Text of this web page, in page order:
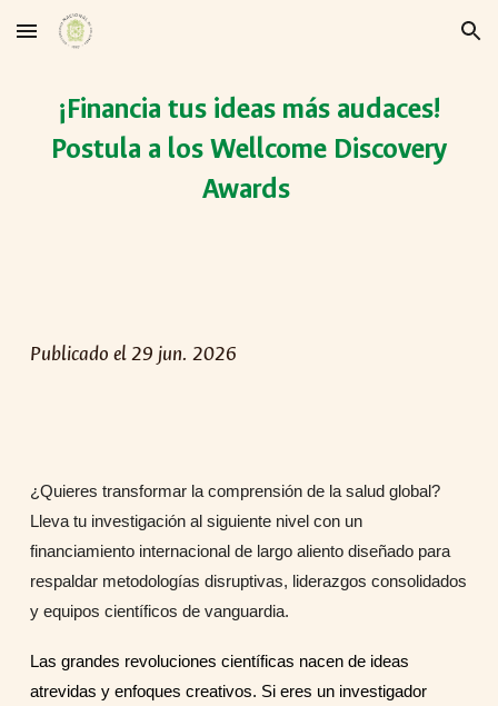
Skip to main content Skip to navigation
¡Financia tus ideas más audaces!
Postula a los Wellcome Discovery
Awards
Publicado el 29 jun. 2026
¿Quieres transformar la comprensión de la salud global?
Lleva tu investigación al siguiente nivel con un
financiamiento internacional de largo aliento diseñado para
respaldar metodologías disruptivas, liderazgos consolidados
y equipos científicos de vanguardia.
Las grandes revoluciones científicas nacen de ideas
atrevidas y enfoques creativos. Si eres un investigador